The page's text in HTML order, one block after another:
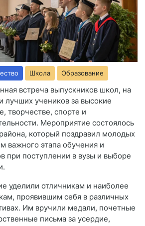
Школа Образование
встреча выпускников школ, на
лучших учеников за высокие
творчестве, спорте и
Мероприятие состоялось
который поздравил молодых
важного этапа обучения и
при поступлении в вузы и выборе
уделили отличникам и наиболее
проявившим себя в различных
Им вручили медали, почетные
письма за усердие,